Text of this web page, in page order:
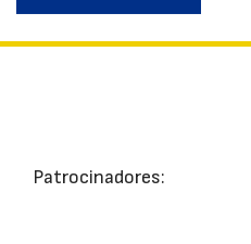
Patrocinadores: